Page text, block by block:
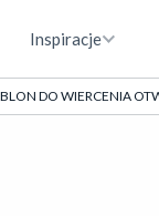
Inspiracje
DO WIERCENIA